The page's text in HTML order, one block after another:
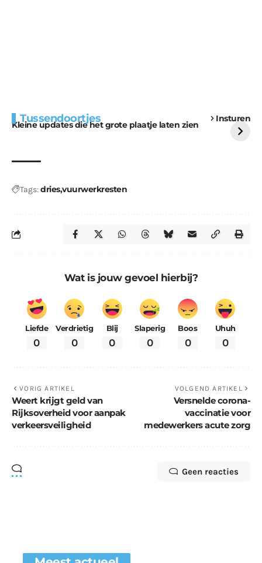
Tussendoortjes Insturen
Kleine updates die het grote plaatje laten zien
voor kabouters
uitdaging
Tags:driesvuurwerkresten
Wat is jouw gevoel hierbij?
Liefde
0
Verdrietig
0
Blij
0
Slaperig
0
Boos
0
Uhuh
0
VORIG ARTIKEL
Weert krijgt geld van
Rijksoverheid voor aanpak
verkeersveiligheid
VOLGEND ARTIKEL
Versnelde corona-
vaccinatie voor
medewerkers acute zorg
Geen reacties